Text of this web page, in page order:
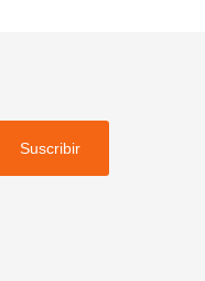
Suscribir